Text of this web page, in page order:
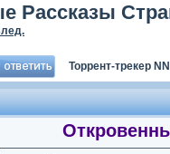
Рассказы
Торрент-трекер